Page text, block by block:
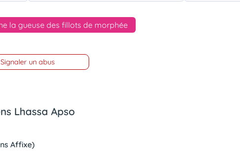
la gueuse des fillots de morphée
Signaler un abus
Lhassa Apso
Affixe)